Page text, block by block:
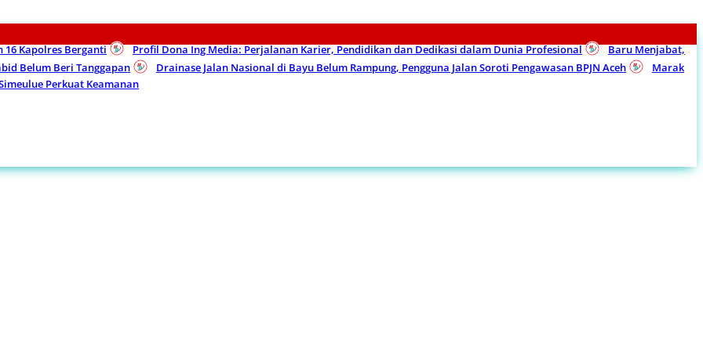
16 Kapolres Berganti
Profil Dona Ing Media: Perjalanan Karier, Pendidikan dan Dedikasi dalam Dunia Profesional
Baru Menjabat,
Belum Beri Tanggapan
Drainase Jalan Nasional di Bayu Belum Rampung, Pengguna Jalan Soroti Pengawasan BPJN Aceh
Marak
Perkuat Keamanan